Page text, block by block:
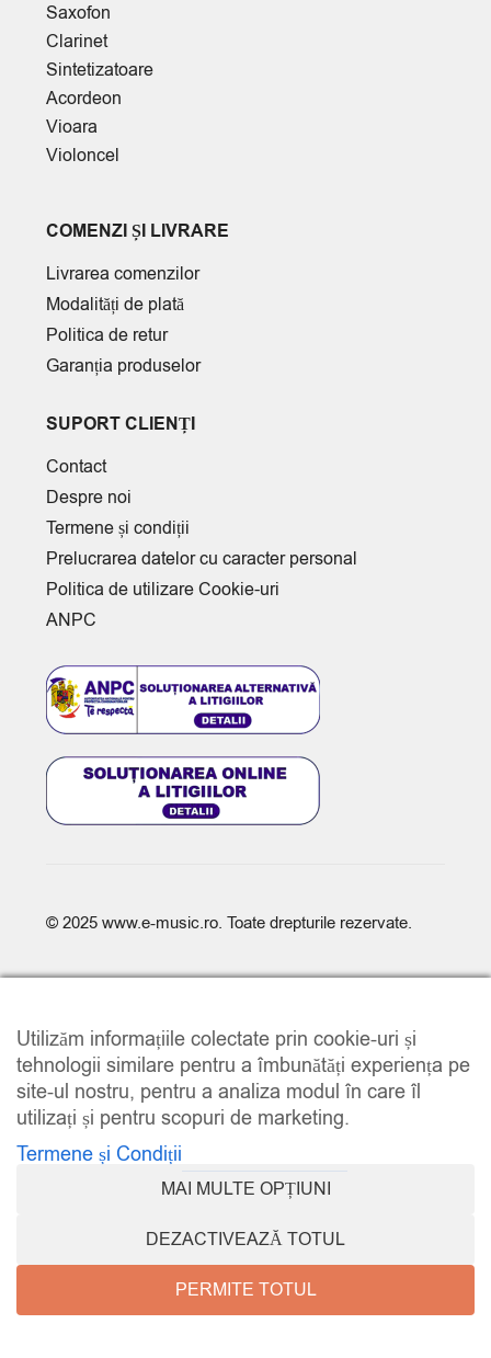
Saxofon
Clarinet
Sintetizatoare
Acordeon
Vioara
Violoncel
COMENZI ȘI LIVRARE
Livrarea comenzilor
Modalități de plată
Politica de retur
Garanția produselor
SUPORT CLIENȚI
Contact
Despre noi
Termene și condiții
Prelucrarea datelor cu caracter personal
Politica de utilizare Cookie-uri
ANPC
© 2025 www.e-music.ro. Toate drepturile rezervate.
Utilizăm informațiile colectate prin cookie-uri și
tehnologii similare pentru a îmbunătăți experiența pe
site-ul nostru, pentru a analiza modul în care îl
utilizați și pentru scopuri de marketing.
Termene și Condiții
MAI MULTE OPȚIUNI
DEZACTIVEAZĂ TOTUL
PERMITE TOTUL
COMPARE (0)
COMPARE
REMOVE ALL PRODUCTS